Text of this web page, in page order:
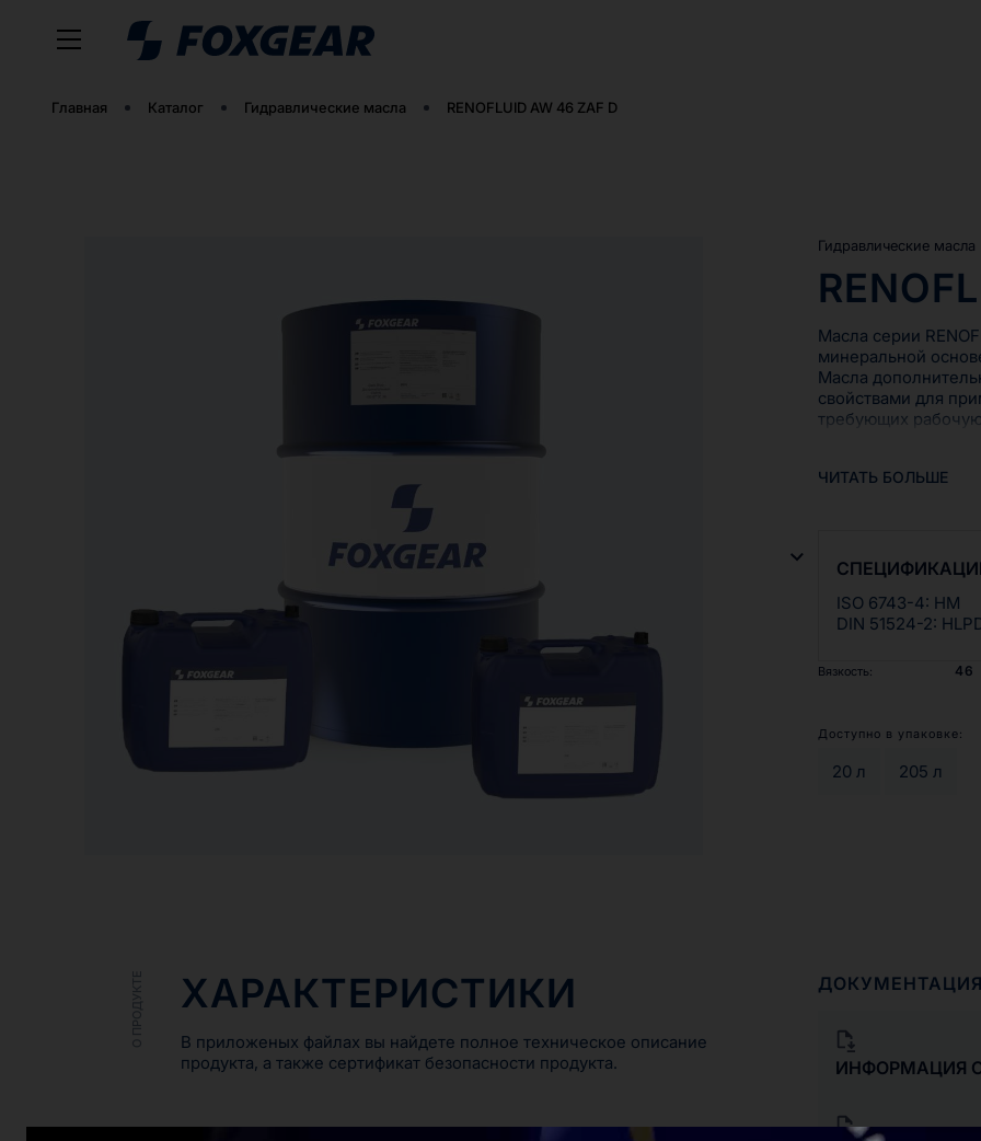
Главная Каталог Гидравлические масла RENOFLUID AW 46 ZAF D
Гидравлические масла
Масла серии
минеральной
Масла
свойствами для
требующих рабочую
ЧИТАТЬ БОЛЬШЕ
ISO 6743-4: HM
DIN 51524-2:
Вязкость: 46
Доступно в упаковке:
20 л 205 л
О ПРОДУКТЕ ХАРАКТЕРИСТИКИ
В приложеных файлах вы найдете полное техническое описание
продукта, а также сертификат безопасности продукта.
ДОКУМЕНТАЦИЯ
ИНФОРМАЦИЯ